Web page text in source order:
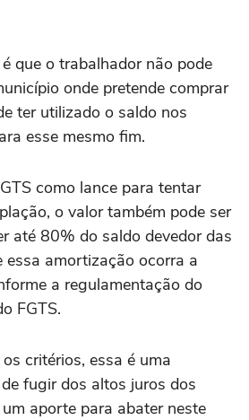
que o trabalhador não pode
onde pretende comprar
ter utilizado o saldo nos
esse mesmo fim.
como lance para tentar
o valor também pode ser
até 80% do saldo devedor das
essa amortização ocorra a
a regulamentação do
FGTS.
critérios, essa é uma
fugir dos altos juros dos
aporte para abater neste